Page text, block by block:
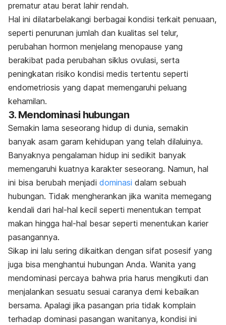
prematur atau berat lahir rendah.
Hal ini dilatarbelakangi berbagai kondisi terkait penuaan,
seperti penurunan jumlah dan kualitas sel telur,
perubahan hormon menjelang menopause yang
berakibat pada perubahan siklus ovulasi, serta
peningkatan risiko kondisi medis tertentu seperti
endometriosis yang dapat memengaruhi peluang
kehamilan.
3. Mendominasi hubungan
Semakin lama seseorang hidup di dunia, semakin
banyak asam garam kehidupan yang telah dilaluinya.
Banyaknya pengalaman hidup ini sedikit banyak
memengaruhi kuatnya karakter seseorang. Namun, hal
ini bisa berubah menjadi dominasi dalam sebuah
hubungan. Tidak mengherankan jika wanita memegang
kendali dari hal-hal kecil seperti menentukan tempat
makan hingga hal-hal besar seperti menentukan karier
pasangannya.
Sikap ini lalu sering dikaitkan dengan sifat posesif yang
juga bisa menghantui hubungan Anda. Wanita yang
mendominasi percaya bahwa pria harus mengikuti dan
menjalankan sesuatu sesuai caranya demi kebaikan
bersama. Apalagi jika pasangan pria tidak komplain
terhadap dominasi pasangan wanitanya, kondisi ini